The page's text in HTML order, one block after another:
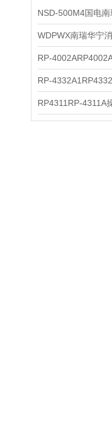
RP-
RP4311RP-4311A